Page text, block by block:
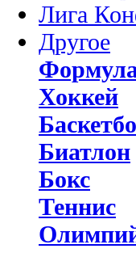
Лига
Другое
Хоккей
Биатлон
Бокс
Теннис